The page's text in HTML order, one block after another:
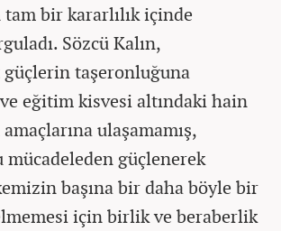
bir kararlılık içinde
Sözcü Kalın,
taşeronluğuna
eğitim kisvesi altındaki hain
ulaşamamış,
güçlenerek
başına bir daha böyle bir
için birlik ve beraberlik